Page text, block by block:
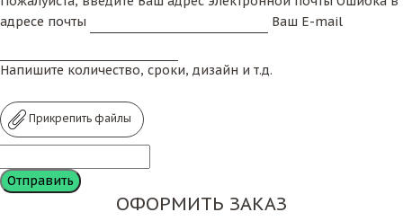
адресе почты
Ваш E-mail
Напишите количество, сроки, дизайн и т.д.
Прикрепить файлы
ОФОРМИТЬ ЗАКАЗ